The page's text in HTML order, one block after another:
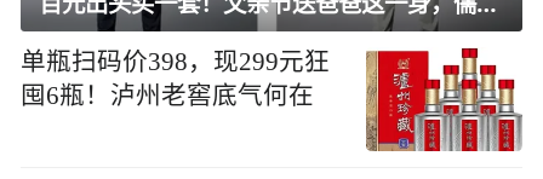
单瓶扫码价398，现299元狂
囤6瓶！泸州老窖底气何在